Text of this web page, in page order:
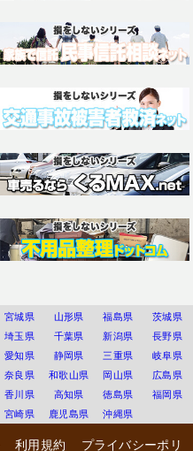
宮城県 山形県 福島県
茨城県
埼玉県 千葉県 新潟県
長野県
愛知県 静岡県 三重県
岐阜県
奈良県 和歌山県 岡山県
広島県
香川県 高知県 徳島県
福岡県
宮崎県 鹿児島県 沖縄県
利用規約 プライバシーポリ